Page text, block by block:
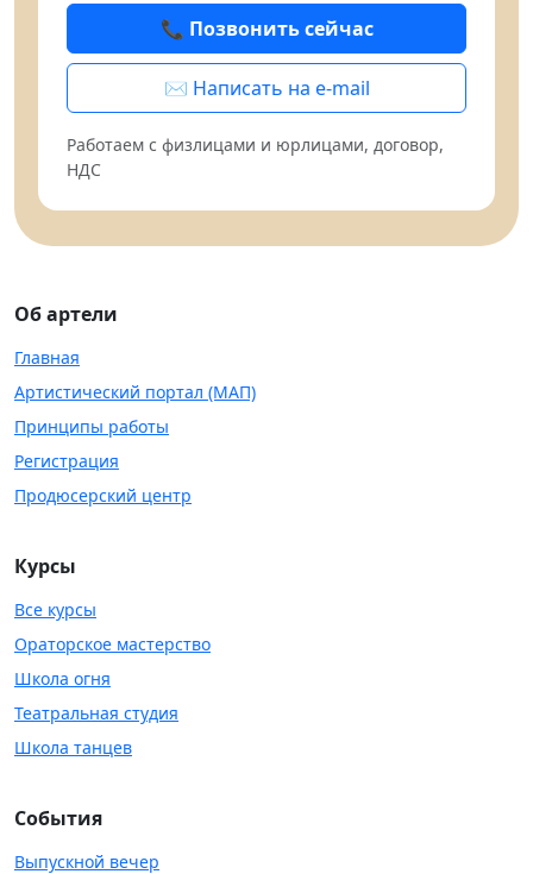
📞 Позвонить сейчас
✉️ Написать на e-mail
Работаем с физлицами и юрлицами, договор,
НДС
Об артели
Главная
Артистический портал (МАП)
Принципы работы
Регистрация
Продюсерский центр
Курсы
Все курсы
Ораторское мастерство
Школа огня
Театральная студия
Школа танцев
События
Выпускной вечер